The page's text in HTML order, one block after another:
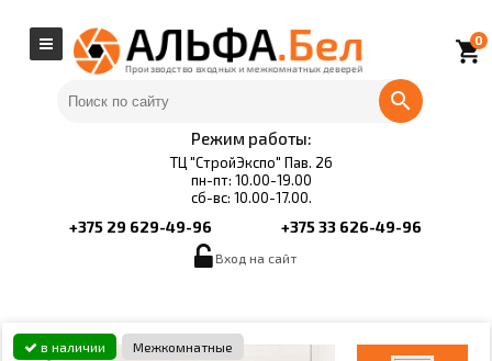
Режим работы:
ТЦ "СтройЭкспо" Пав. 26
пн-пт: 10.00-19.00
сб-вс: 10.00-17.00.
+375 29 629-49-96 +375 33 626-49-96
local_grocery_store
0
Вход на сайт
в наличии Межкомнатные